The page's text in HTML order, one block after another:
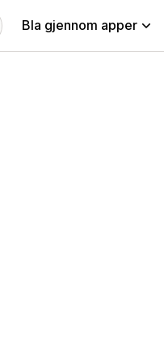
Bla gjennom apper